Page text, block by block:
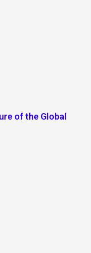
of the Global